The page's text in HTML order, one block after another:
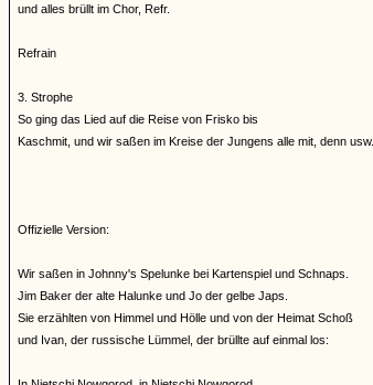
und alles brüllt im Chor, Refr.
Refrain
3. Strophe
So ging das Lied auf die Reise von Frisko bis
Kaschmit, und wir saßen im Kreise der Jungens alle mit, denn usw.
Offizielle Version:
Wir saßen in Johnny's Spelunke bei Kartenspiel und Schnaps.
Jim Baker der alte Halunke und Jo der gelbe Japs.
Sie erzählten von Himmel und Hölle und von der Heimat Schoß
und Ivan, der russische Lümmel, der brüllte auf einmal los: